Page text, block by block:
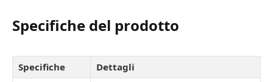
Specifiche del prodotto
Specifiche
Dettagli